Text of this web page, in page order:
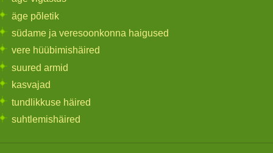
äge põletik
südame ja veresoonkonna haigused
vere hüübimishäired
suured armid
kasvajad
tundlikkuse häired
suhtlemishäired